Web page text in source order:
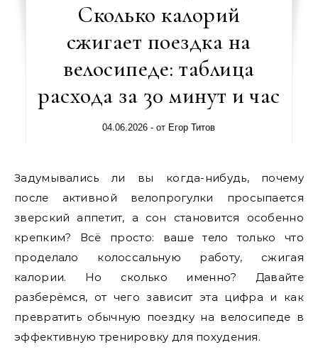
Сколько калорий
сжигает поездка на
велосипеде: таблица
расхода за 30 минут и час
04.06.2026 - от Егор Титов
Задумывались ли вы когда-нибудь, почему
после активной велопрогулки просыпается
зверский аппетит, а сон становится особенно
крепким? Всё просто: ваше тело только что
проделало колоссальную работу, сжигая
калории. Но сколько именно? Давайте
разберёмся, от чего зависит эта цифра и как
превратить обычную поездку на велосипеде в
эффективную тренировку для похудения.